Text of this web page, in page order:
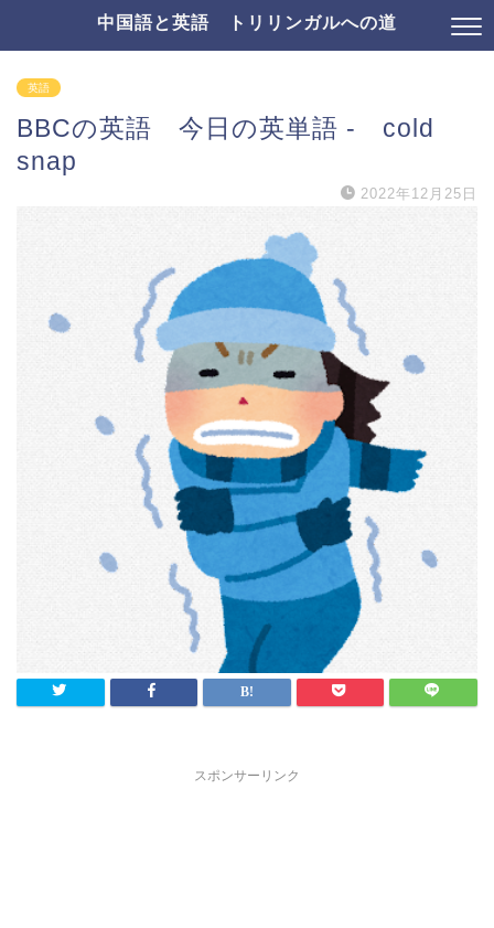
中国語と英語 トリリンガルへの道
英語
BBCの英語 今日の英単語 - cold
snap
2022年12月25日
スポンサーリンク